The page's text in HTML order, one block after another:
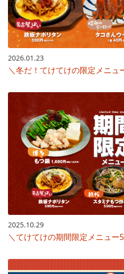
2026.01.23
＼冬だ！てけてけの限定メニュ
2025.10.29
＼てけてけの期間限定メニュー